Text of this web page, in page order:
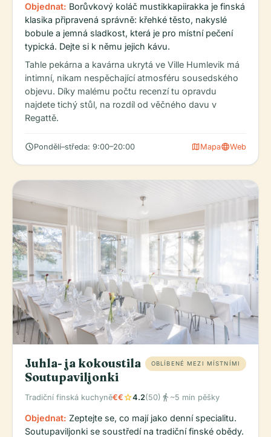
Objednat: Borůvkový koláč mustikkapiirakka je finská
klasika připravená správně: křehké těsto, nakyslé
bobule a jemná sladkost, která je pro místní pečení
typická. Dejte si k němu jejich kávu.
Tahle pekárna a kavárna ukrytá ve Ville Humlevik má
intimní, nikam nespěchající atmosféru sousedského
objevu. Díky malému počtu recenzí tu opravdu
najdete tichý stůl, na rozdíl od věčného davu v
Regattě.
schedulePondělí–středa: 9:00–20:00 mapMapalanguageWeb
Juhla- ja kokoustila
Soutupaviljonki
OBLÍBENÉ MEZI MÍSTNÍMI
Tradiční finská kuchyně€€star4.2(50) directions_walk ~5 min pěšky
Objednat: Zeptejte se, co mají jako denní specialitu.
Soutupaviljonki se soustředí na tradiční finské obědy.